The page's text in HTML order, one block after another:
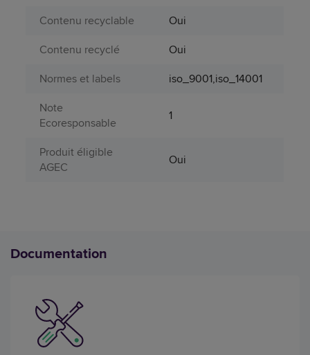
Contenu recyclable
Oui
Contenu recyclé
Oui
Normes et labels
iso_9001,iso_14001
Note
Ecoresponsable
1
Produit éligible
AGEC
Oui
Documentation